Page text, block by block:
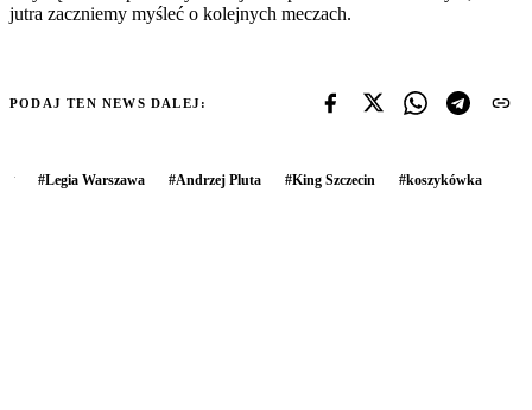
jutra zaczniemy myśleć o kolejnych meczach.
PODAJ TEN NEWS DALEJ:
#Legia Warszawa #Andrzej Pluta #King Szczecin #koszykówka